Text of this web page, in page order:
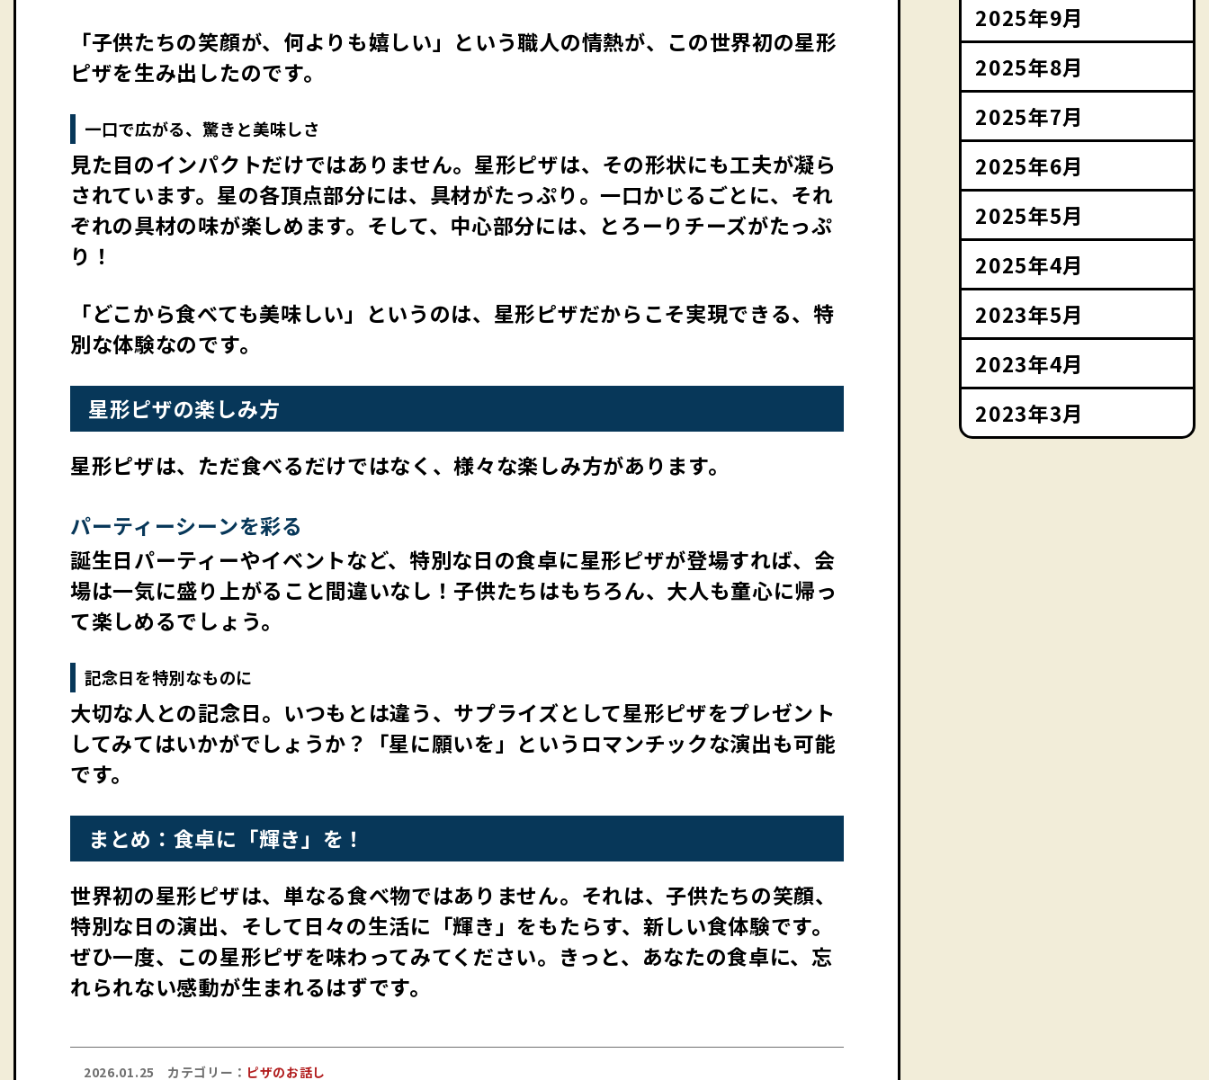
「子供たちの笑顔が、何よりも嬉しい」という職人の情熱が、この世界初の星形
ピザを生み出したのです。
一口で広がる、驚きと美味しさ
見た目のインパクトだけではありません。星形ピザは、その形状にも工夫が凝ら
されています。星の各頂点部分には、具材がたっぷり。一口かじるごとに、それ
ぞれの具材の味が楽しめます。そして、中心部分には、とろーりチーズがたっぷ
り！
「どこから食べても美味しい」というのは、星形ピザだからこそ実現できる、特
別な体験なのです。
星形ピザの楽しみ方
星形ピザは、ただ食べるだけではなく、様々な楽しみ方があります。
パーティーシーンを彩る
誕生日パーティーやイベントなど、特別な日の食卓に星形ピザが登場すれば、会
場は一気に盛り上がること間違いなし！子供たちはもちろん、大人も童心に帰っ
て楽しめるでしょう。
記念日を特別なものに
大切な人との記念日。いつもとは違う、サプライズとして星形ピザをプレゼント
してみてはいかがでしょうか？「星に願いを」というロマンチックな演出も可能
です。
まとめ：食卓に「輝き」を！
世界初の星形ピザは、単なる食べ物ではありません。それは、子供たちの笑顔、
特別な日の演出、そして日々の生活に「輝き」をもたらす、新しい食体験です。
ぜひ一度、この星形ピザを味わってみてください。きっと、あなたの食卓に、忘
れられない感動が生まれるはずです。
2026.01.25 カテゴリー： ピザのお話し
2025年9月
2025年8月
2025年7月
2025年6月
2025年5月
2025年4月
2023年5月
2023年4月
2023年3月